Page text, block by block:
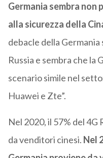
Germania sembra non
alla sicurezza della
debacle della
Russia e sembra che la
scenario simile nel
Huawei e Zte”.
Nel 2020, il 57% del 4G
da venditori cinesi. Nel